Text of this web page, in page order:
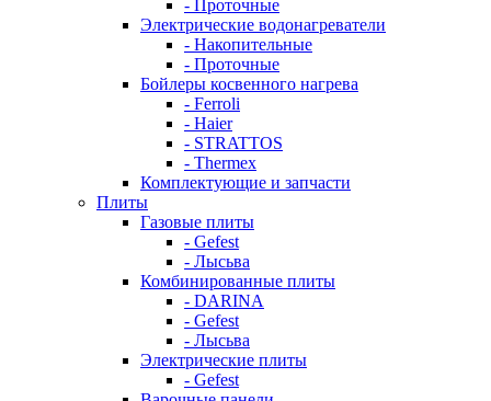
- Проточные
Электрические водонагреватели
- Накопительные
- Проточные
Бойлеры косвенного нагрева
- Ferroli
- Haier
- STRATTOS
- Thermex
Комплектующие и запчасти
Плиты
Газовые плиты
- Gefest
- Лысьва
Комбинированные плиты
- DARINA
- Gefest
- Лысьва
Электрические плиты
- Gefest